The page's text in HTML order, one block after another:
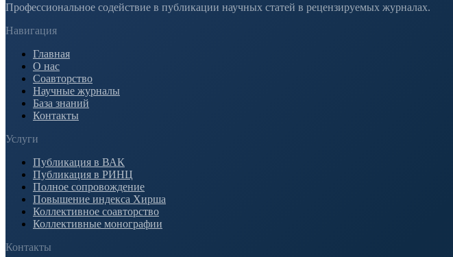
Профессиональное содействие в публикации научных статей в рецензируемых журналах.
Навигация
Главная
О нас
Соавторство
Научные журналы
База знаний
Контакты
Услуги
Публикация в ВАК
Публикация в РИНЦ
Полное сопровождение
Повышение индекса Хирша
Коллективное соавторство
Коллективные монографии
Контакты